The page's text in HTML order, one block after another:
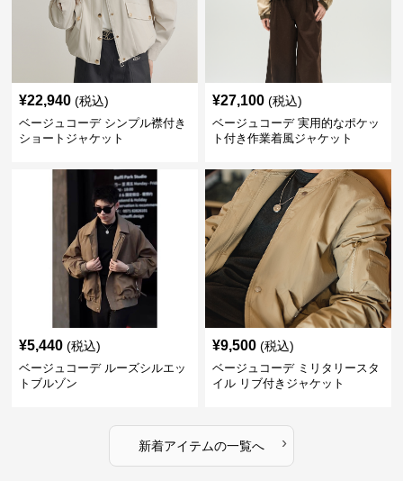
¥22,940 (税込)
ベージュコーデ シンプル襟付き
ショートジャケット
¥27,100 (税込)
ベージュコーデ 実用的なポケッ
ト付き作業着風ジャケット
¥5,440 (税込)
ベージュコーデ ルーズシルエッ
トブルゾン
¥9,500 (税込)
ベージュコーデ ミリタリースタ
イル リブ付きジャケット
新着アイテムの一覧へ ›